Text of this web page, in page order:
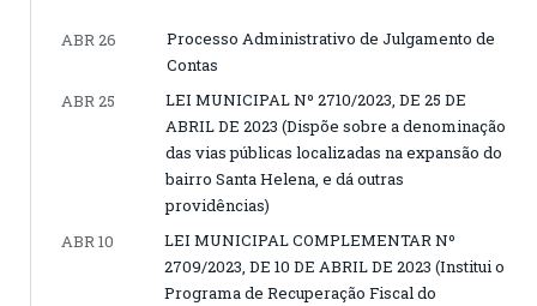
ABR 26
Processo Administrativo de Julgamento de
Contas
ABR 25
LEI MUNICIPAL Nº 2710/2023, DE 25 DE
ABRIL DE 2023 (Dispõe sobre a denominação
das vias públicas localizadas na expansão do
bairro Santa Helena, e dá outras
providências)
ABR 10
LEI MUNICIPAL COMPLEMENTAR Nº
2709/2023, DE 10 DE ABRIL DE 2023 (Institui o
Programa de Recuperação Fiscal do